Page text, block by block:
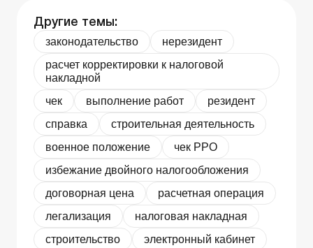
Другие темы:
законодательство
нерезидент
расчет корректировки к налоговой
накладной
чек
выполнение работ
резидент
справка
строительная деятельность
военное положение
чек РРО
избежание двойного налогообложения
договорная цена
расчетная операция
легализация
налоговая накладная
строительство
электронный кабинет